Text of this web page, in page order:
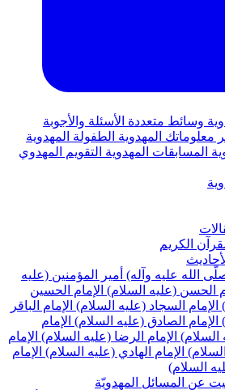
الأسئلة والأجوبة
الطفولة المهدوية
التقويم المهدوي
أمير المؤمنين (عليه
السلام) الإمام الحسين
(عليه السلام) الإمام الباقر
(عليه السلام) الإمام
الرضا (عليه السلام) الإمام
الهادي (عليه السلام) الإمام
المهدويّة